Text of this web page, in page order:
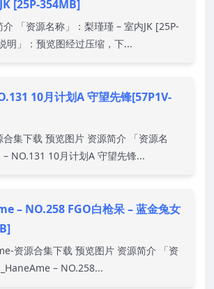
[25P-354MB]
「资源名称」：梨瑾瑾 – 室内JK [25P-
明」：预览图经过压缩，下...
10月计划A 守望先锋[57P1V-
集下载 预览图片 资源简介 「资源名
NO.131 10月计划A 守望先锋...
– NO.258 FGO白枪呆 – 蓝金兔女
资源合集下载 预览图片 资源简介 「资
– NO.258...